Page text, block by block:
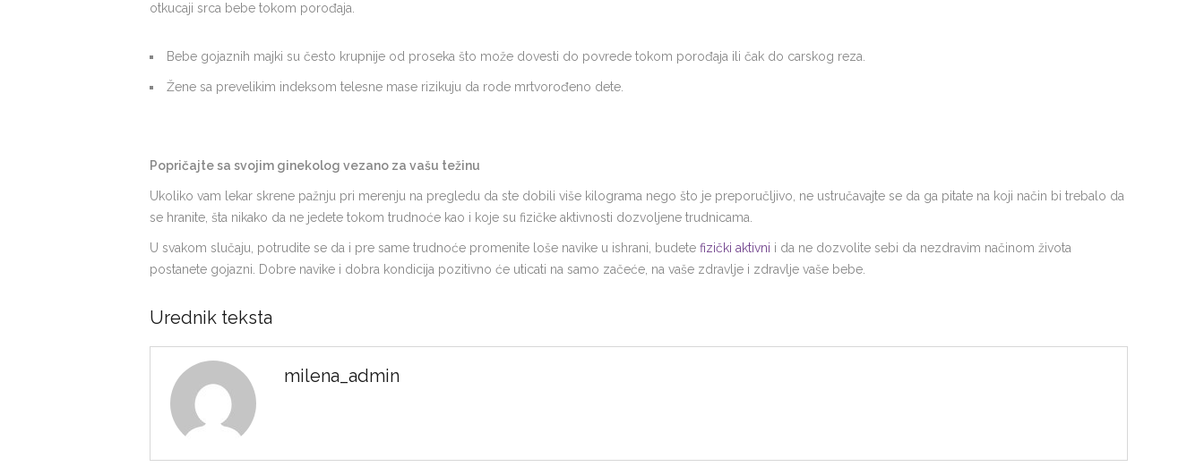
otkucaji srca bebe tokom porođaja.
Bebe gojaznih majki su često krupnije od proseka što može dovesti do povrede tokom porođaja ili čak do carskog reza.
Žene sa prevelikim indeksom telesne mase rizikuju da rode mrtvorođeno dete.
Popričajte sa svojim ginekolog vezano za vašu težinu
Ukoliko vam lekar skrene pažnju pri merenju na pregledu da ste dobili više kilograma nego što je preporučljivo, ne ustručavajte se da ga pitate na koji način bi trebalo da
se hranite, šta nikako da ne jedete tokom trudnoće kao i koje su fizičke aktivnosti dozvoljene trudnicama.
U svakom slučaju, potrudite se da i pre same trudnoće promenite loše navike u ishrani, budete fizički aktivni i da ne dozvolite sebi da nezdravim načinom života
postanete gojazni. Dobre navike i dobra kondicija pozitivno će uticati na samo začeće, na vaše zdravlje i zdravlje vaše bebe.
Urednik teksta
milena_admin